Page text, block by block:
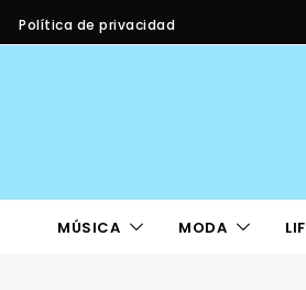
Política de privacidad
MÚSICA MODA